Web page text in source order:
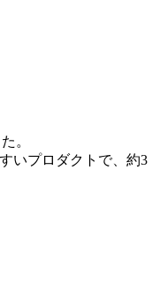
。
いプロダクトで、約3